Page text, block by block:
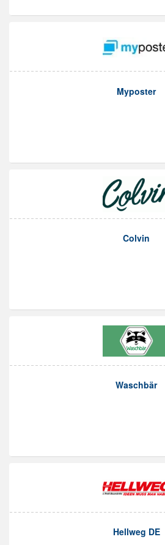
Myposter
Colvin
Waschbär
Hellweg DE